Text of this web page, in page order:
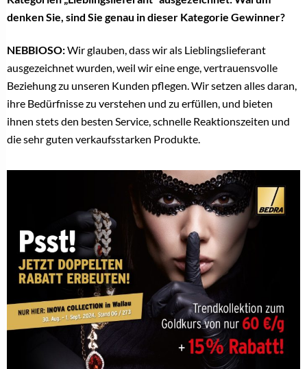
denken Sie, sind Sie genau in dieser Kategorie Gewinner?
NEBBIOSO:Wir glauben, dass wir als Lieblingslieferant
ausgezeichnet wurden, weil wir eine enge, vertrauensvolle
Beziehung zu unseren Kunden pflegen. Wir setzen alles daran,
ihre Bedürfnisse zu verstehen und zu erfüllen, und bieten
ihnen stets den besten Service, schnelle Reaktionszeiten und
die sehr guten verkaufsstarken Produkte.